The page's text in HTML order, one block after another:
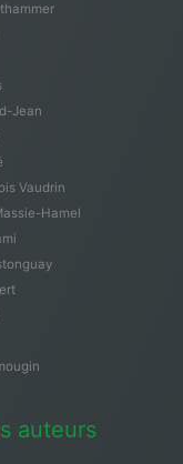
Jean
Vaudrin
Hamel
auteurs